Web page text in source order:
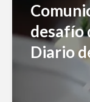
desafío
Diario